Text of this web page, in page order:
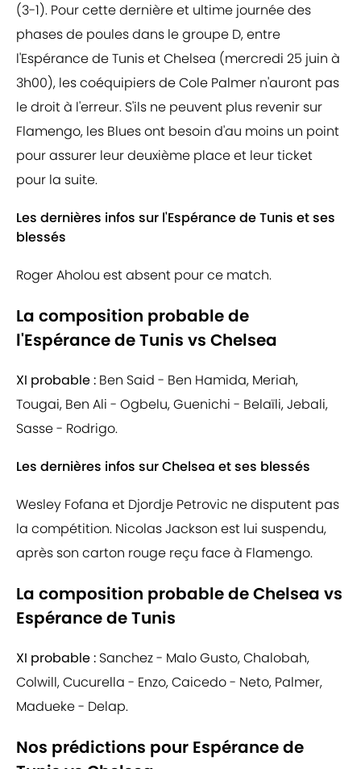
(3-1). Pour cette dernière et ultime journée des
phases de poules dans le groupe D, entre
l'Espérance de Tunis et Chelsea (mercredi 25 juin à
3h00), les coéquipiers de Cole Palmer n'auront pas
le droit à l'erreur. S'ils ne peuvent plus revenir sur
Flamengo, les Blues ont besoin d'au moins un point
pour assurer leur deuxième place et leur ticket
pour la suite.
Les dernières infos sur l'Espérance de Tunis et ses
blessés
Roger Aholou est absent pour ce match.
La composition probable de
l'Espérance de Tunis vs Chelsea
XI probable : Ben Said - Ben Hamida, Meriah,
Tougai, Ben Ali - Ogbelu, Guenichi - Belaïli, Jebali,
Sasse - Rodrigo.
Les dernières infos sur Chelsea et ses blessés
Wesley Fofana et Djordje Petrovic ne disputent pas
la compétition. Nicolas Jackson est lui suspendu,
après son carton rouge reçu face à Flamengo.
La composition probable de Chelsea vs
Espérance de Tunis
XI probable : Sanchez - Malo Gusto, Chalobah,
Colwill, Cucurella - Enzo, Caicedo - Neto, Palmer,
Madueke - Delap.
Nos prédictions pour Espérance de